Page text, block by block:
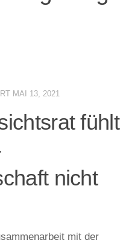
MAI 13, 2021
fühlt
nicht
mit der